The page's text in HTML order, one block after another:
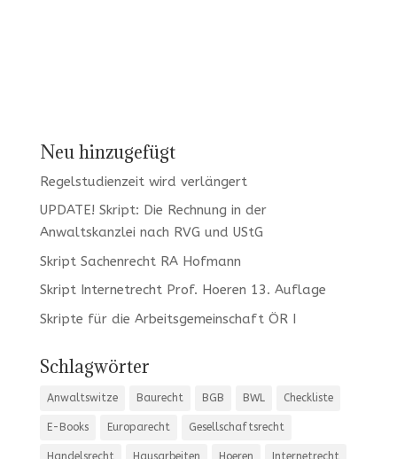
Neu hinzugefügt
Regelstudienzeit wird verlängert
UPDATE! Skript: Die Rechnung in der
Anwaltskanzlei nach RVG und UStG
Skript Sachenrecht RA Hofmann
Skript Internetrecht Prof. Hoeren 13. Auflage
Skripte für die Arbeitsgemeinschaft ÖR I
Schlagwörter
Anwaltswitze Baurecht BGB BWL Checkliste
E-Books Europarecht Gesellschaftsrecht
Handelsrecht Hausarbeiten Hoeren Internetrecht